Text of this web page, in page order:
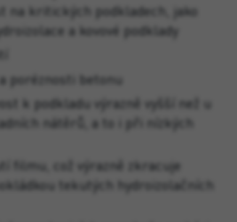
na kritických podkladech, jako
a kovové podklady
poréznosti betonu
k podkladu výrazně vyšší než u
nátěrů, a to i při nízkých
filmu, což výrazně zkracuje
tekutých hydroizolačních